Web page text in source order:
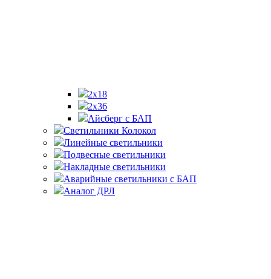
2х18
2х36
Айсберг с БАП
Светильники Колокол
Линейные светильники
Подвесные светильники
Накладные светильники
Аварийные светильники с БАП
Аналог ДРЛ